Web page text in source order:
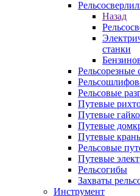
Назад
станки
Рельсорезные
Рельсовые
Путевые
Путевые
Путевые
Путевые
Рельсовые
Путевые
Рельсогибы
Захваты
Инструмент